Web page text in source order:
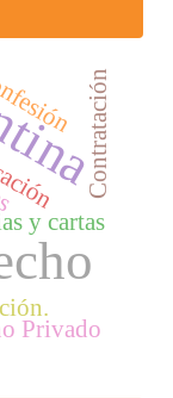
y cartas
Privado
Contratación